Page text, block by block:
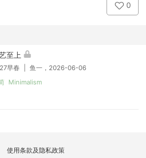
0
至上
早春 | 鱼一，2026-06-06
Minimalism
使用条款及隐私政策